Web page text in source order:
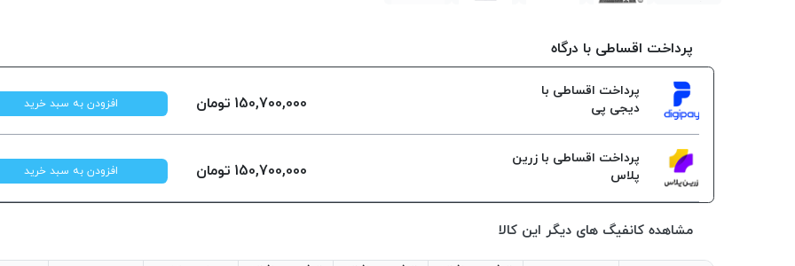
پرداخت اقساطی با درگاه
پرداخت اقساطی با
دیجی پی
150,700,000 تومان افزودن به سبد خرید
پرداخت اقساطی با زرین
پلاس
150,700,000 تومان افزودن به سبد خرید
مشاهده کانفیگ های دیگر این کالا